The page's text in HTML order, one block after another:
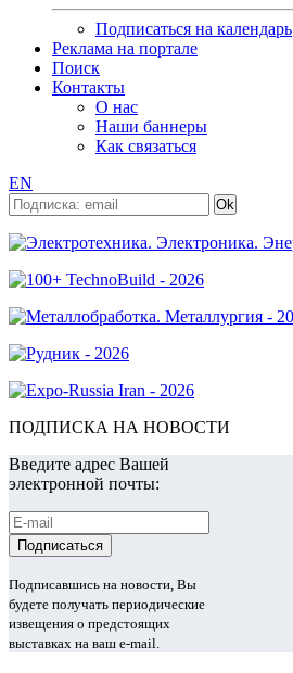
Подписаться на календарь
Реклама на портале
Поиск
Контакты
О нас
Наши баннеры
Как связаться
EN
ПОДПИСКА НА НОВОСТИ
Введите адрес Вашей
электронной почты:
Подписавшись на новости, Вы
будете получать периодические
извещения о предстоящих
выставках на ваш e-mail.